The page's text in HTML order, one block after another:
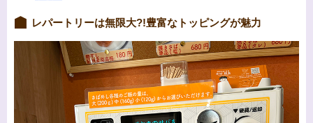
レパートリーは無限大?!豊富なトッピングが魅力